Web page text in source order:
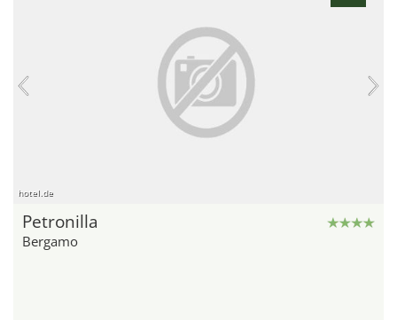
hotel.de
Petronilla
Bergamo